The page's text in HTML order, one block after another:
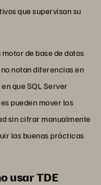
que supervisan su
de base de datos
notan diferencias en
que SQL Server
pueden mover los
sin cifrar manualmente
las buenas prácticas
usar TDE